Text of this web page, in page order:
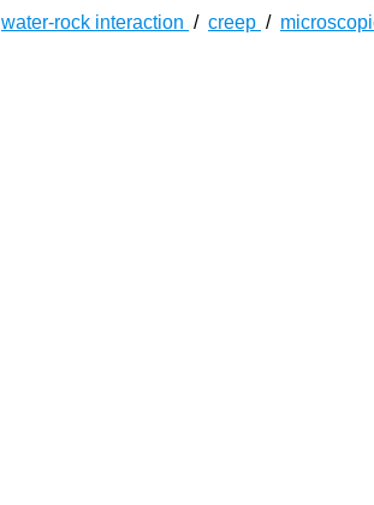
water-rock interaction / creep /